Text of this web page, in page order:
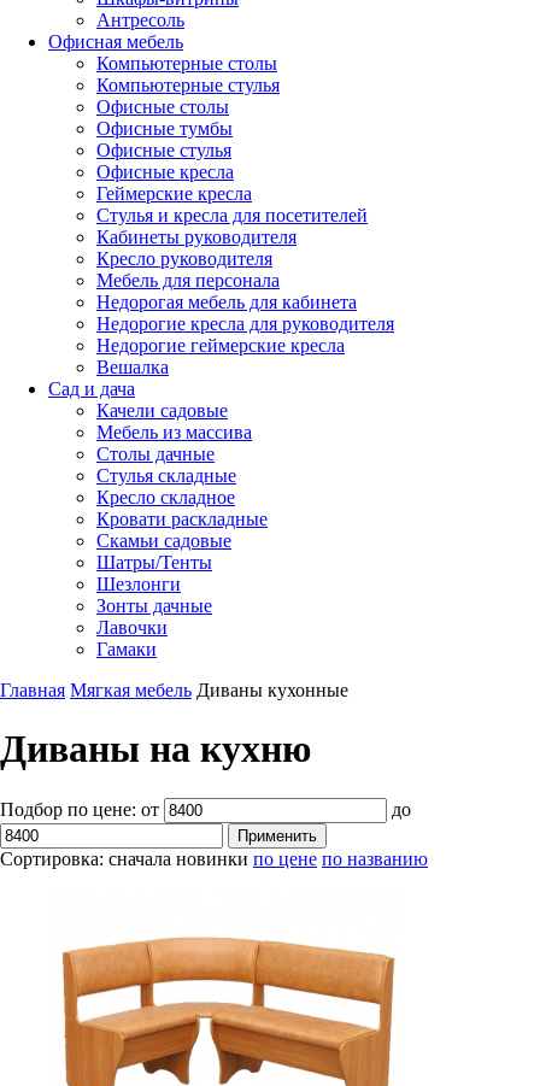
Антресоль
Офисная мебель
Компьютерные столы
Компьютерные стулья
Офисные столы
Офисные тумбы
Офисные стулья
Офисные кресла
Геймерские кресла
Стулья и кресла для посетителей
Кабинеты руководителя
Кресло руководителя
Мебель для персонала
Недорогая мебель для кабинета
Недорогие кресла для руководителя
Недорогие геймерские кресла
Вешалка
Сад и дача
Качели садовые
Мебель из массива
Столы дачные
Стулья складные
Кресло складное
Кровати раскладные
Скамьи садовые
Шатры/Тенты
Шезлонги
Зонты дачные
Лавочки
Гамаки
Главная Мягкая мебель Диваны кухонные
Диваны на кухню
Подбор по цене: от до
Сортировка: сначала новинки по цене по названию